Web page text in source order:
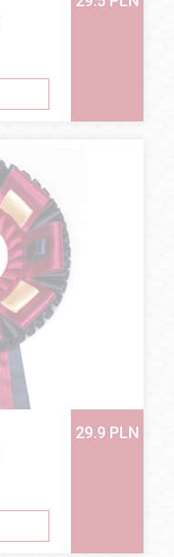
29.9 PLN